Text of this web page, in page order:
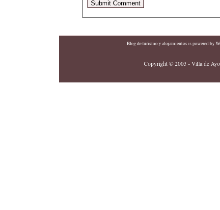
Blog de turismo y alojamientosis powered by
Copyright © 2003 - Villa de